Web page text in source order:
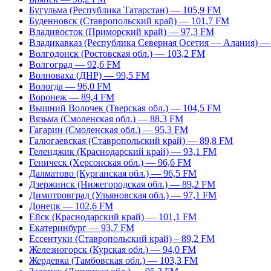
Бугульма (Республика Татарстан) — 105,9 FM
Буденновск (Ставропольский край) — 101,7 FM
Владивосток (Приморский край) — 97,3 FM
Владикавказ (Республика Северная Осетия — Алания)
Волгодонск (Ростовская обл.) — 103,2 FM
Волгоград — 92,6 FM
Волноваха (ДНР) — 99,5 FM
Вологда — 96,0 FM
Воронеж — 89,4 FM
Вышний Волочек (Тверская обл.) — 104,5 FM
Вязьма (Смоленская обл.) — 88,3 FM
Гагарин (Смоленская обл.) — 95,3 FM
Галюгаевская (Ставропольский край) — 89,8 FM
Геленджик (Краснодарский край) — 93,1 FM
Геническ (Херсонская обл.) — 96,6 FM
Далматово (Курганская обл.) — 96,5 FM
Дзержинск (Нижегородская обл.) — 89,2 FM
Димитровград (Ульяновская обл.) — 97,1 FM
Донецк — 102,6 FM
Ейск (Краснодарский край) — 101,1 FM
Екатеринбург — 93,7 FM
Ессентуки (Ставропольский край) – 89,2 FM
Железногорск (Курская обл.) — 94,0 FM
Жердевка (Тамбовская обл.) — 103,3 FM